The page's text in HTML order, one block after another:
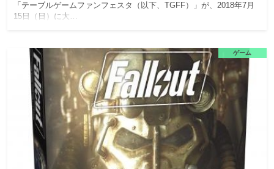
「テーブルゲームファンフェスタ（以下、TGFF）」が、2018年7月
15日（日）に大…
ゲーム